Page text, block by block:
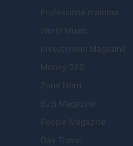
Professione mamma
World Music
Investimenti Magazine
Money 365
Zona Nerd
B2B Magazine
People Magazine
Day Travel